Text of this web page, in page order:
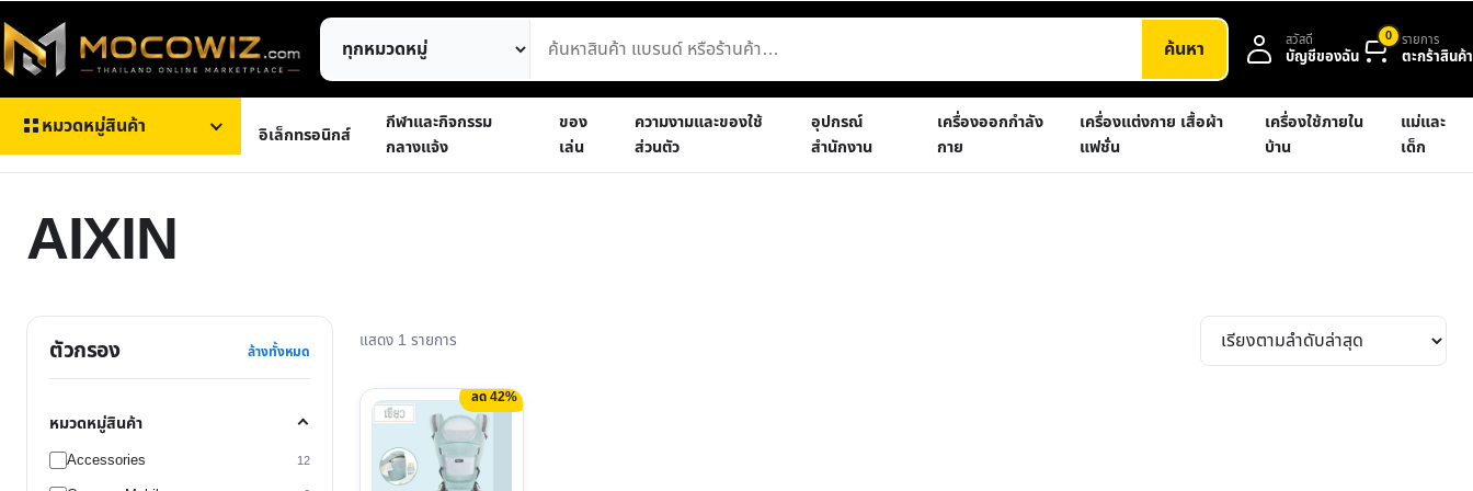
ไป
ยัง
เนื้อหา
ค้นหา
สินค้า
ค้นหา สวัสดี
บัญชีของฉัน
0 รายการ
ตะกร้าสินค้า
หมวดหมู่สินค้า อิเล็กทรอนิกส์
กีฬาและกิจกรรม
กลางแจ้ง
ของ
เล่น
ความงามและของใช้
ส่วนตัว
อุปกรณ์
สำนักงาน
เครื่องออกกำลัง
กาย
เครื่องแต่งกาย เสื้อผ้า
แฟชั่น
เครื่องใช้ภายใน
บ้าน
แม่และ
เด็ก
AIXIN
ตัวกรอง ล้างทั้งหมด
หมวดหมู่สินค้า
Accessories 12
แสดง 1 รายการ
ลด 42%
This
product
has